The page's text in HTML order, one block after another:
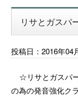
リサとガスパ
投稿日：2016年04
☆リサとガスパ
の為の発音強化ク